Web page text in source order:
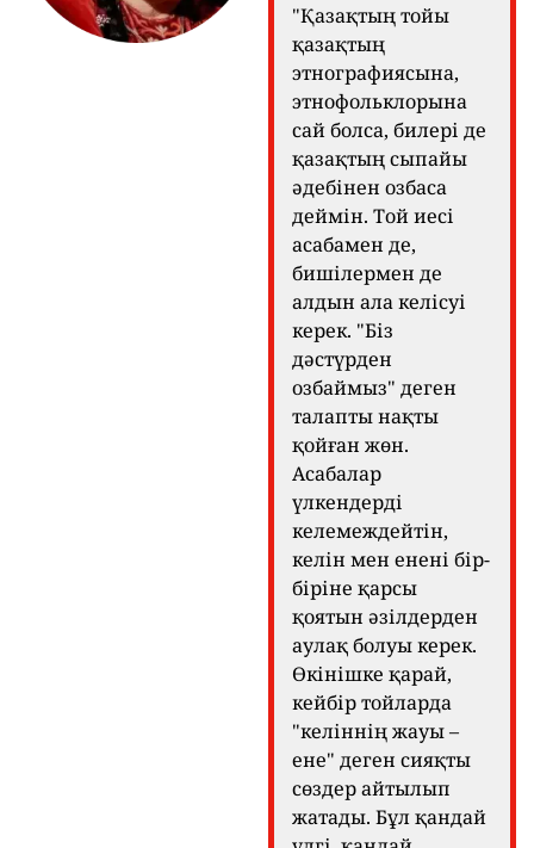
"Қазақтың тойы
қазақтың
этнографиясына,
этнофольклорына
сай болса, билері де
қазақтың сыпайы
әдебінен озбаса
деймін. Той иесі
асабамен де,
бишілермен де
алдын ала келісуі
керек. "Біз
дәстүрден
озбаймыз" деген
талапты нақты
қойған жөн.
Асабалар
үлкендерді
келемеждейтін,
келін мен енені бір-
біріне қарсы
қоятын әзілдерден
аулақ болуы керек.
Өкінішке қарай,
кейбір тойларда
"келіннің жауы –
ене" деген сияқты
сөздер айтылып
жатады. Бұл қандай